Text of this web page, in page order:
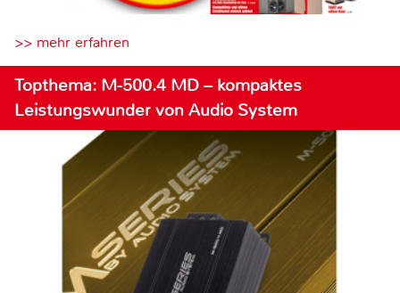
>> mehr erfahren
Topthema: M-500.4 MD – kompaktes
Leistungswunder von Audio System